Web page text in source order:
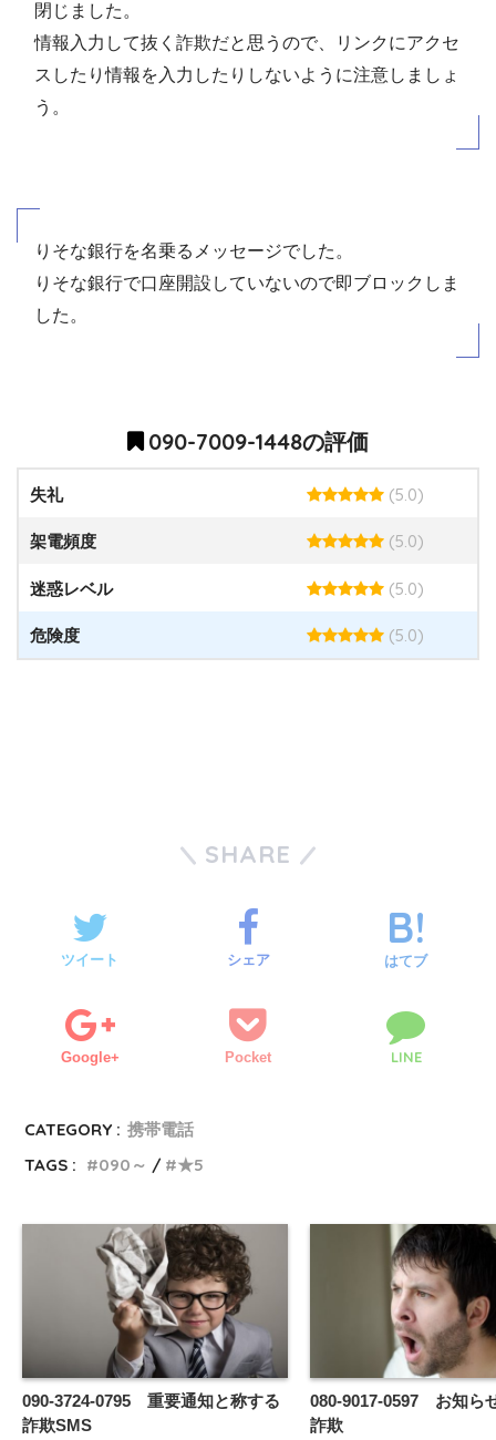
閉じました。
情報入力して抜く詐欺だと思うので、リンクにアクセ
スしたり情報を入力したりしないように注意しましょ
う。
りそな銀行を名乗るメッセージでした。
りそな銀行で口座開設していないので即ブロックしま
した。
090-7009-1448の評価
失礼 (5.0)
架電頻度 (5.0)
迷惑レベル (5.0)
危険度 (5.0)
SHARE
ツイート シェア はてブ
Google+ Pocket LINE
CATEGORY : 携帯電話
TAGS :
090～ ★5
090-3724-0795 重要通知と称する
詐欺SMS
080-9017-0597 お知ら
詐欺